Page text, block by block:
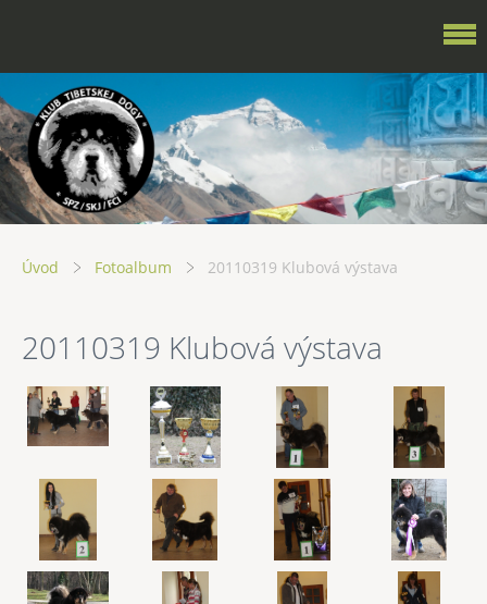
Úvod Fotoalbum 20110319 Klubová výstava
20110319 Klubová výstava